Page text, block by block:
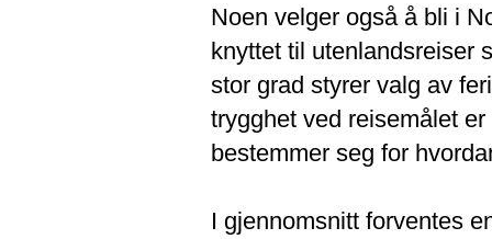
Noen velger også å bli i
knyttet til utenlandsreiser
stor grad styrer valg av
trygghet ved reisemålet
bestemmer seg for
I gjennomsnitt forventes